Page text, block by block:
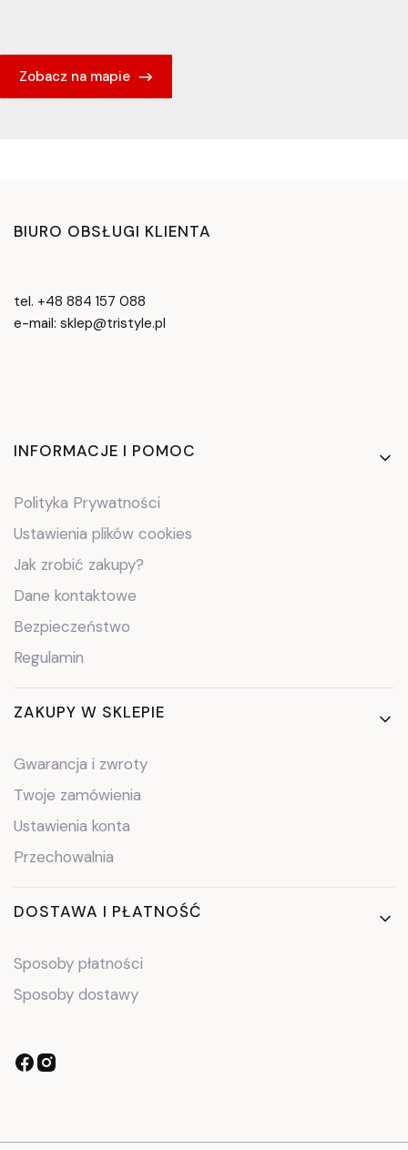
Zobacz na mapie
BIURO OBSŁUGI KLIENTA
tel. +48 884 157 088
e-mail: sklep@tristyle.pl
Linki w stopce
INFORMACJE I POMOC
Polityka Prywatności
Ustawienia plików cookies
Jak zrobić zakupy?
Dane kontaktowe
Bezpieczeństwo
Regulamin
ZAKUPY W SKLEPIE
Gwarancja i zwroty
Twoje zamówienia
Ustawienia konta
Przechowalnia
DOSTAWA I PŁATNOŚĆ
Sposoby płatności
Sposoby dostawy